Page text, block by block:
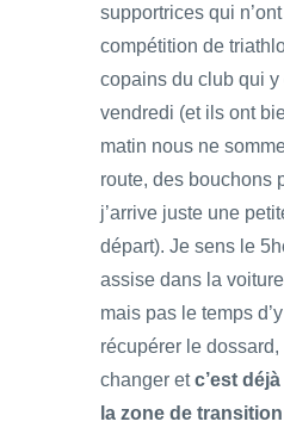
supportrices qui
compétition de
copains du club qui
vendredi (et ils ont
matin nous ne
route, des bouchons
j’arrive juste une
départ). Je sens le
assise dans la
mais pas le temps
récupérer le
changer etc’est
la zone de